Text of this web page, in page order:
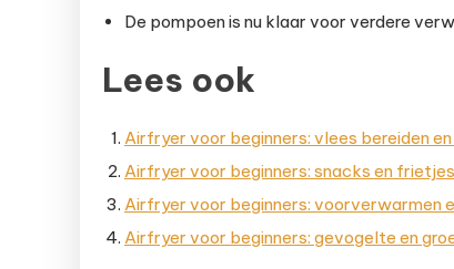
De pompoen is nu klaar voor verdere
Lees ook
Airfryer voor beginners: vlees bereiden
Airfryer voor beginners: snacks en frietjes
Airfryer voor beginners: voorverwarmen
Airfryer voor beginners: gevogelte en